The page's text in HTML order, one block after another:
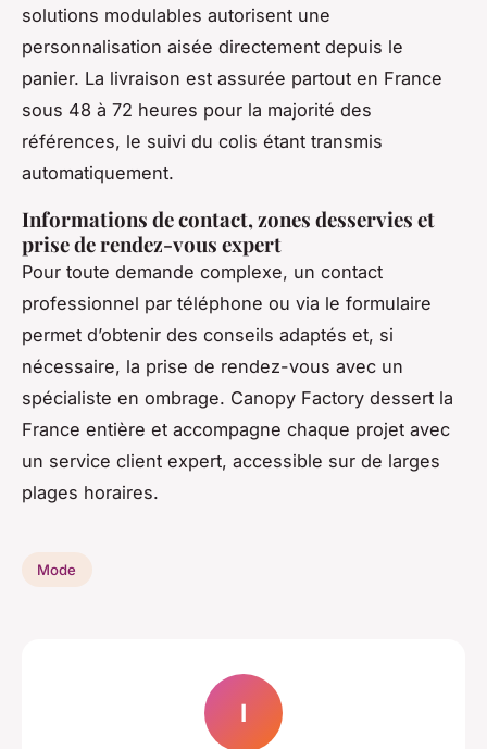
solutions modulables autorisent une
personnalisation aisée directement depuis le
panier. La livraison est assurée partout en France
sous 48 à 72 heures pour la majorité des
références, le suivi du colis étant transmis
automatiquement.
Informations de contact, zones desservies et
prise de rendez-vous expert
Pour toute demande complexe, un contact
professionnel par téléphone ou via le formulaire
permet d’obtenir des conseils adaptés et, si
nécessaire, la prise de rendez-vous avec un
spécialiste en ombrage. Canopy Factory dessert la
France entière et accompagne chaque projet avec
un service client expert, accessible sur de larges
plages horaires.
Mode
I